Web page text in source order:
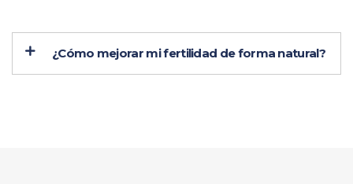
¿Cómo mejorar mi fertilidad de forma natural?